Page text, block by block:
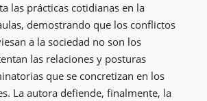
las prácticas cotidianas en la
demostrando que los conflictos
a la sociedad no son los
las relaciones y posturas
que se concretizan en los
La autora defiende, finalmente, la